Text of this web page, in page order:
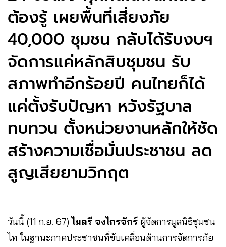
ต้องรู้ เผยพื้นที่เสี่ยงภัย
40,000 ชุมชน กลับได้รับงบฯ
จัดการแค่หลักสิบชุมชน รับ
สภาพทำอีกร้อยปี คนไทยก็ได้
แค่ตั้งรับปัญหา หวังรัฐบาล
ทบทวน ตั้งหน่วยงานหลักให้ชัด
สร้างความเชื่อมั่นประชาชน ลด
สูญเสียยามวิกฤต
วันนี้ (11 ก.ย. 67)ไมตรี จงไกรจักร์ ผู้จัดการมูลนิธิชุมชน
ไท ในฐานะภาคประชาชนที่ขับเคลื่อนด้านการจัดการภัย